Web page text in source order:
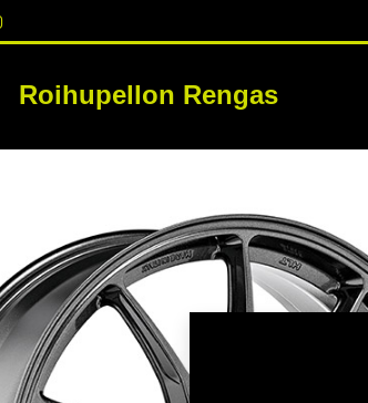
Roihupellon RengasRENKAAT